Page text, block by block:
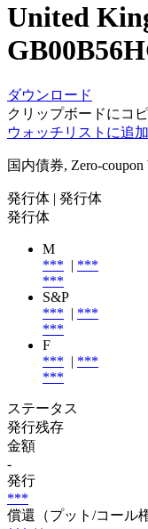
United
ダウンロード
クリップボードにコ
ウォッチリストに追加
国内債券, Zero-coupon
発行体 | 発行体
発行体
M
*** | ***
***
S&P
*** | ***
***
F
*** | ***
***
ステータス
発行残存
金額
-
発行
***
償還（プット/コール